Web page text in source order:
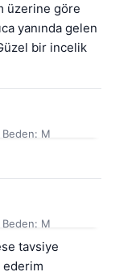
üzerine göre
yanında gelen
bir incelik
M
M
tavsiye